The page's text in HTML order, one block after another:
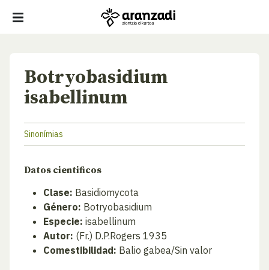
Botryobasidium
isabellinum
Sinonímias
Datos cientificos
Clase: Basidiomycota
Género: Botryobasidium
Especie: isabellinum
Autor: (Fr.) D.P.Rogers 1935
Comestibilidad: Balio gabea/Sin valor